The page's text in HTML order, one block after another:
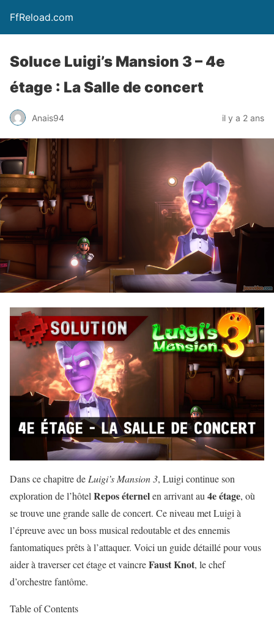
FfReload.com
Soluce Luigi’s Mansion 3 – 4e
étage : La Salle de concert
Anais94 il y a 2 ans
Dans ce chapitre de Luigi’s Mansion 3, Luigi continue son
exploration de l’hôtel Repos éternelen arrivant au 4e étage, où
se trouve une grande salle de concert. Ce niveau met Luigi à
l’épreuve avec un boss musical redoutable et des ennemis
fantomatiques prêts à l’attaquer. Voici un guide détaillé pour vous
aider à traverser cet étage et vaincreFaust Knot, le chef
d’orchestre fantôme.
Table of Contents